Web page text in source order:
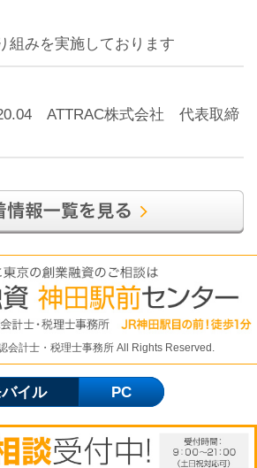
組みを実施しております
ATTRAC株式会社 代表取締
会計士・税理士事務所 All Rights Reserved.
イル PC